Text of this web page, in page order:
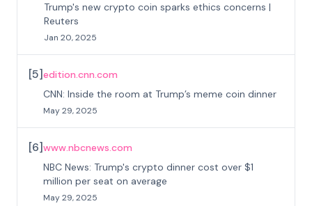
Trump's new crypto coin sparks ethics concerns |
Reuters
Jan 20, 2025
[5]edition.cnn.com
CNN: Inside the room at Trump’s meme coin dinner
May 29, 2025
[6]www.nbcnews.com
NBC News: Trump's crypto dinner cost over $1
million per seat on average
May 29, 2025